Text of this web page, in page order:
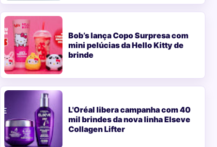
Bob’s lança Copo Surpresa com
mini pelúcias da Hello Kitty de
brinde
L'Oréal libera campanha com 40
mil brindes da nova linha Elseve
Collagen Lifter